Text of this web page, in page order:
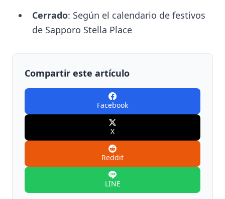
Cerrado: Según el calendario de festivos
de Sapporo Stella Place
Compartir este artículo
Facebook
X
Reddit
LINE